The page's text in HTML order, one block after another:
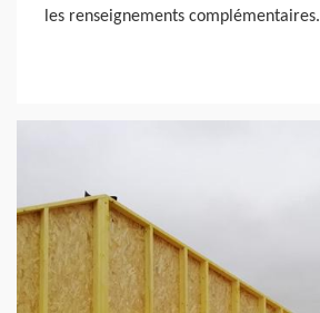
les renseignements complémentaires.